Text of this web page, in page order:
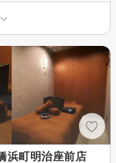
浜町明治座前店